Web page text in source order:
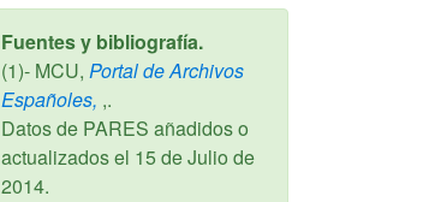
Fuentes y bibliografía.
(1)- MCU, Portal de Archivos
Españoles, ,.
Datos de PARES añadidos o
actualizados el 15 de Julio de
2014.